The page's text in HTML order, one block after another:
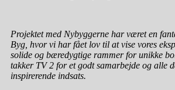
Projektet med Nybyggerne har været en
Byg, hvor vi har fået lov til at vise vores
solide og bæredygtige rammer for unikke
takker TV 2 for et godt samarbejde og alle
inspirerende indsats.